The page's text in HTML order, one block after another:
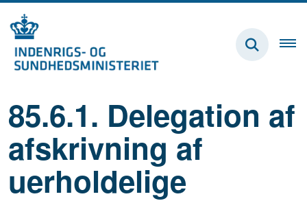
85.6.1. Delegation af
afskrivning af
uerholdelige